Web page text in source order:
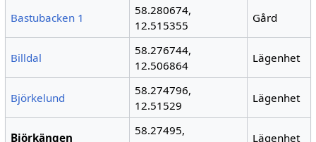
Bastubacken 1
58.280674,
12.515355
Gård
Billdal
58.276744,
12.506864
Lägenhet
Björkelund
58.274796,
12.51529
Lägenhet
Björkängen
58.27495,
Lägenhet